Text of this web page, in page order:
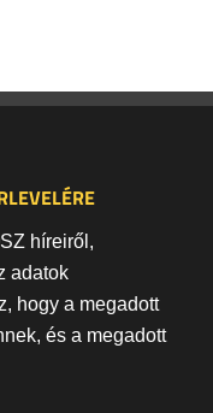
híreiről,
adatok
hogy a megadott
és a megadott